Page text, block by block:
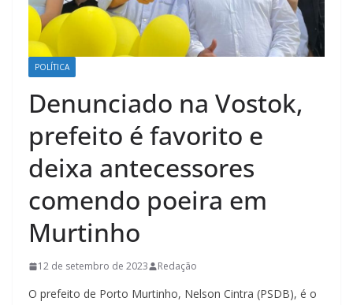
POLÍTICA
Denunciado na Vostok,
prefeito é favorito e
deixa antecessores
comendo poeira em
Murtinho
12 de setembro de 2023 Redação
O prefeito de Porto Murtinho, Nelson Cintra (PSDB), é o